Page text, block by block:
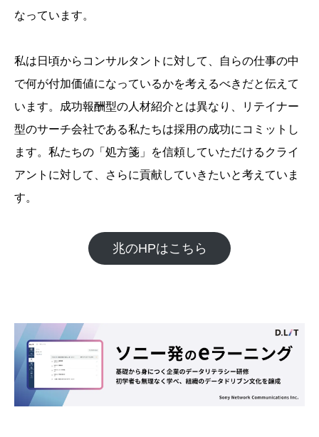
なっています。
私は日頃からコンサルタントに対して、自らの仕事の中
で何が付加価値になっているかを考えるべきだと伝えて
います。成功報酬型の人材紹介とは異なり、リテイナー
型のサーチ会社である私たちは採用の成功にコミットし
ます。私たちの「処方箋」を信頼していただけるクライ
アントに対して、さらに貢献していきたいと考えていま
す。
兆のHPはこちら